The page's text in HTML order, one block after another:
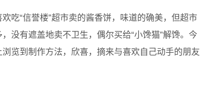
欢吃“信誉楼”超市卖的酱香饼，味道的确美，但超市
，没有遮盖地卖不卫生，偶尔买给“小馋猫”解馋。今
浏览到制作方法，欣喜，摘来与喜欢自己动手的朋友